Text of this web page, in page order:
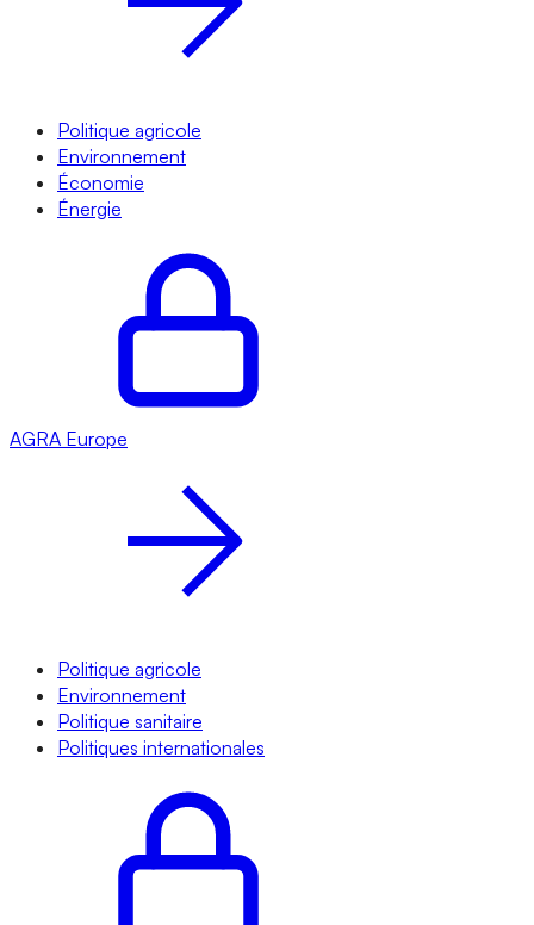
Politique agricole
Environnement
Économie
Énergie
AGRA Europe
Politique agricole
Environnement
Politique sanitaire
Politiques internationales